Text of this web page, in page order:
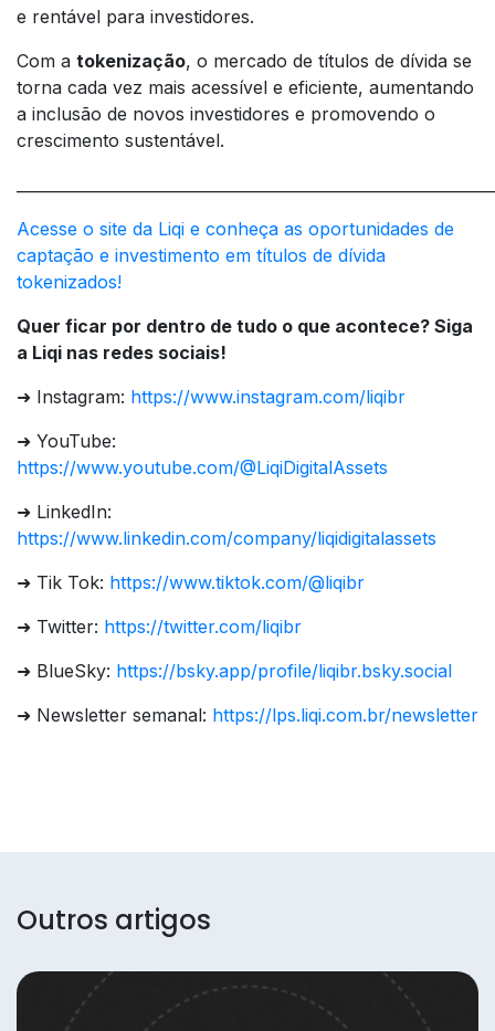
e rentável para investidores.
Com a tokenização, o mercado de títulos de dívida se
torna cada vez mais acessível e eficiente, aumentando
a inclusão de novos investidores e promovendo o
crescimento sustentável.
Acesse o site da Liqi e conheça as oportunidades de
captação e investimento em títulos de dívida
tokenizados!
Quer ficar por dentro de tudo o que acontece? Siga
a Liqi nas redes sociais!
➜ Instagram: https://www.instagram.com/liqibr
➜ YouTube:
https://www.youtube.com/@LiqiDigitalAssets
➜ LinkedIn:
https://www.linkedin.com/company/liqidigitalassets
➜ Tik Tok: https://www.tiktok.com/@liqibr
➜ Twitter: https://twitter.com/liqibr
➜ BlueSky: https://bsky.app/profile/liqibr.bsky.social
➜ Newsletter semanal: https://lps.liqi.com.br/newsletter
Outros artigos